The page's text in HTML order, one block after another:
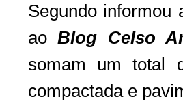
Segundo informou
aoBlog Celso
somam um total
compactada e